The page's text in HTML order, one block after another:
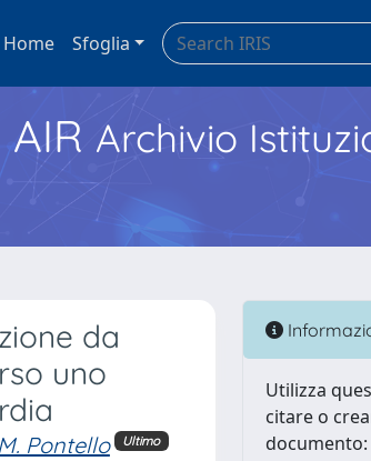
Home Sfoglia
AIR Archivio
da
uno
M. Pontello Ultimo
Utilizza
citare o
documento: